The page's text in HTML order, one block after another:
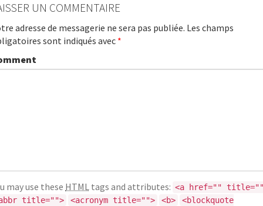
UN COMMENTAIRE
adresse de messagerie ne sera pas publiée. Les champs
sont indiqués avec *
may use these HTML tags and attributes: <a href=""
title="">
<acronym title=""> <b>
<blockquote